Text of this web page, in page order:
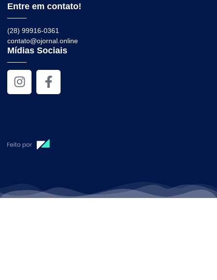
Entre em contato!
(28) 99916-0361
contato@ojornal.online
Mídias Sociais